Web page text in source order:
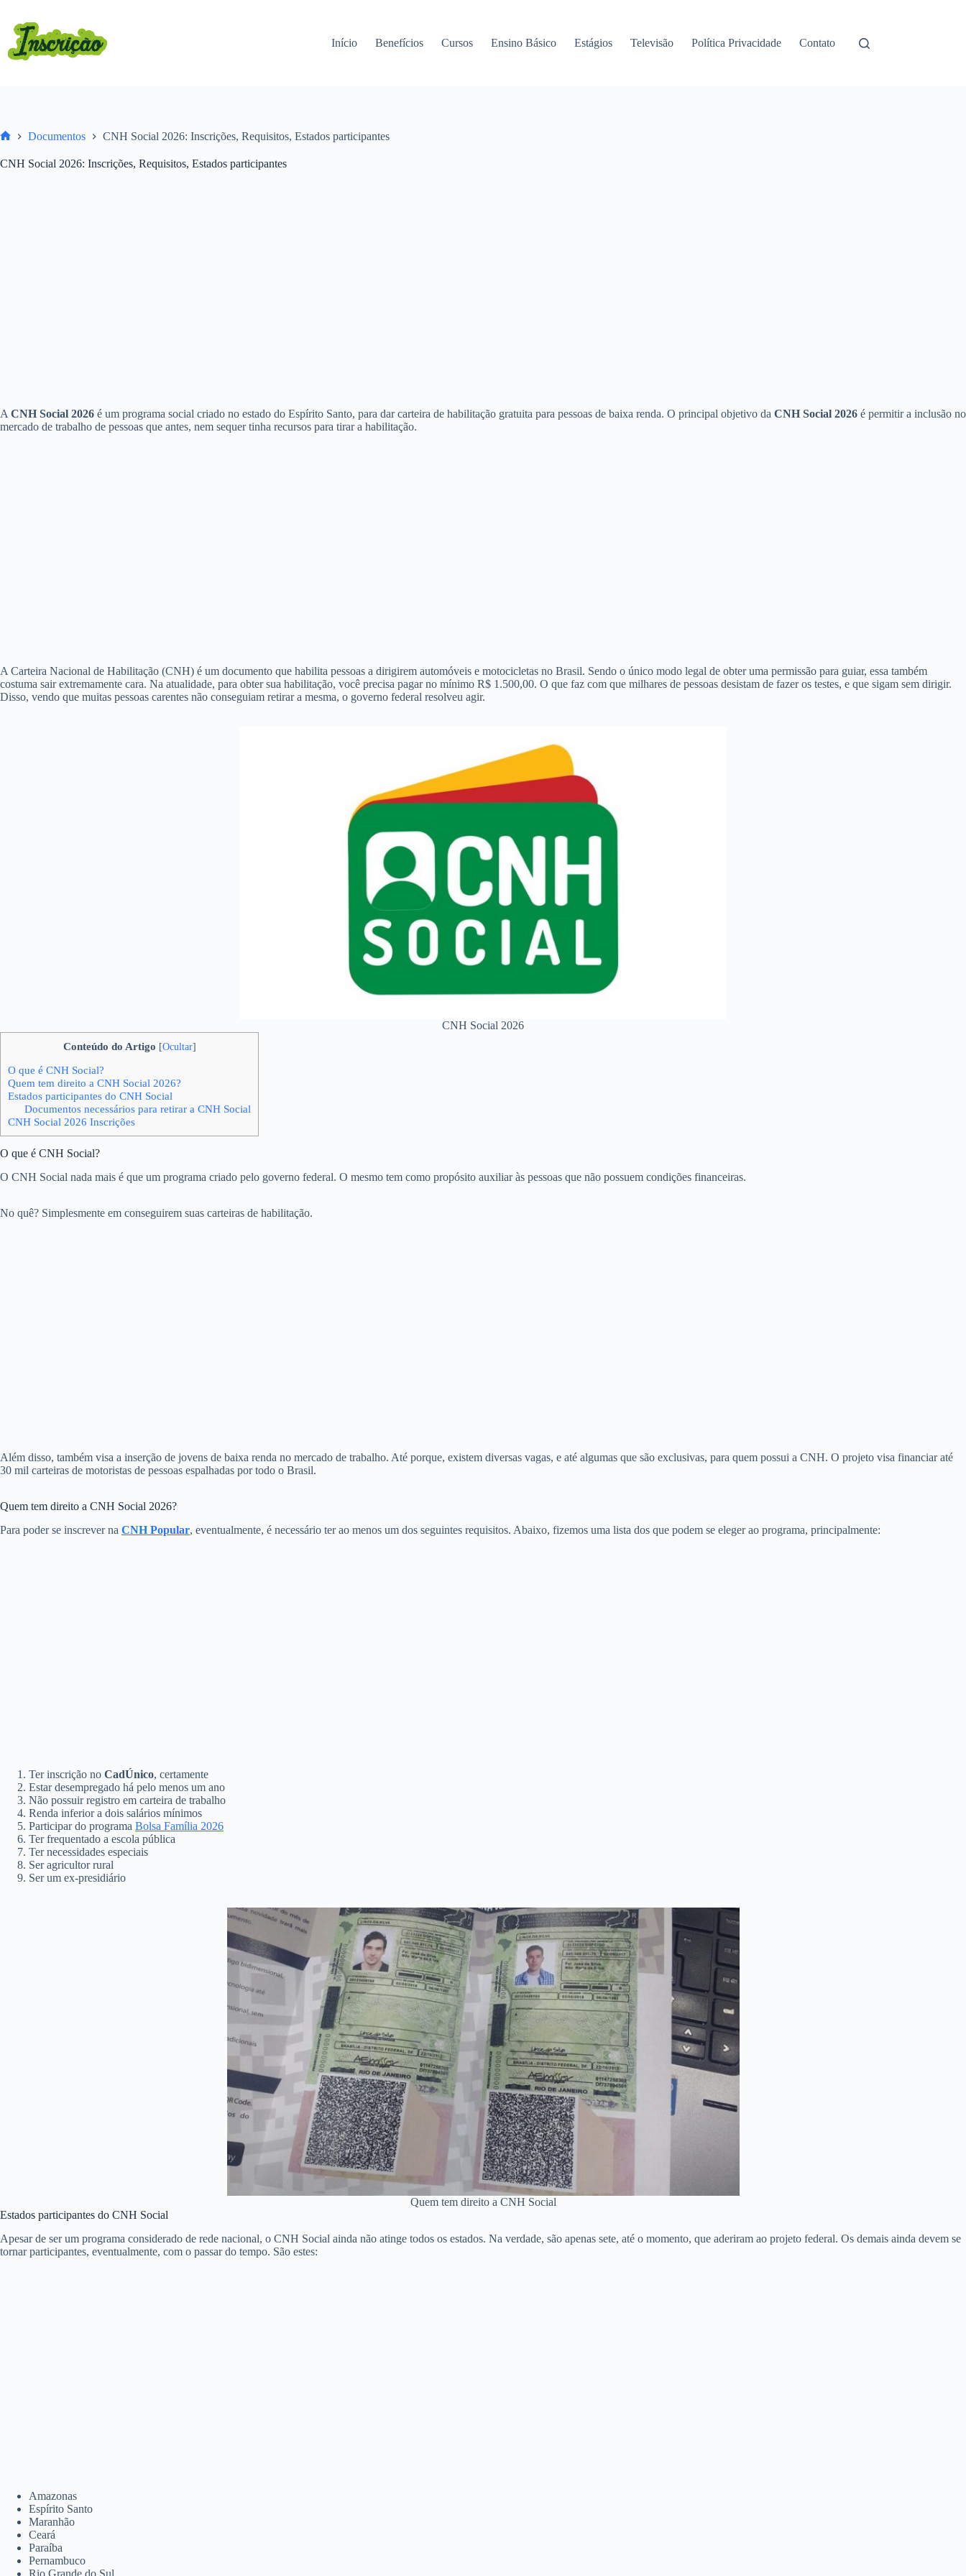
conteúdo
Início Benefícios Cursos Ensino Básico Estágios Televisão Política Privacidade Contato
Documentos CNH Social 2026: Inscrições, Requisitos, Estados participantes
CNH Social 2026: Inscrições, Requisitos, Estados participantes
A CNH Social 2026 é um programa social criado no estado do Espírito Santo, para dar carteira de habilitação gratuita para pessoas de baixa renda. O principal objetivo da CNH Social 2026 é permitir a inclusão no
mercado de trabalho de pessoas que antes, nem sequer tinha recursos para tirar a habilitação.
A Carteira Nacional de Habilitação (CNH) é um documento que habilita pessoas a dirigirem automóveis e motocicletas no Brasil. Sendo o único modo legal de obter uma permissão para guiar, essa também
costuma sair extremamente cara. Na atualidade, para obter sua habilitação, você precisa pagar no mínimo R$ 1.500,00. O que faz com que milhares de pessoas desistam de fazer os testes, e que sigam sem dirigir.
Disso, vendo que muitas pessoas carentes não conseguiam retirar a mesma, o governo federal resolveu agir.
CNH Social 2026
Conteúdo do Artigo [Ocultar]
O que é CNH Social?
Quem tem direito a CNH Social 2026?
Estados participantes do CNH Social
Documentos necessários para retirar a CNH Social
CNH Social 2026 Inscrições
O que é CNH Social?
O CNH Social nada mais é que um programa criado pelo governo federal. O mesmo tem como propósito auxiliar às pessoas que não possuem condições financeiras.
No quê? Simplesmente em conseguirem suas carteiras de habilitação.
Além disso, também visa a inserção de jovens de baixa renda no mercado de trabalho. Até porque, existem diversas vagas, e até algumas que são exclusivas, para quem possui a CNH. O projeto visa financiar até
30 mil carteiras de motoristas de pessoas espalhadas por todo o Brasil.
Quem tem direito a CNH Social 2026?
Para poder se inscrever na CNH Popular, eventualmente, é necessário ter ao menos um dos seguintes requisitos. Abaixo, fizemos uma lista dos que podem se eleger ao programa, principalmente:
Ter inscrição no CadÚnico, certamente
Estar desempregado há pelo menos um ano
Não possuir registro em carteira de trabalho
Renda inferior a dois salários mínimos
Participar do programa Bolsa Família 2026
Ter frequentado a escola pública
Ter necessidades especiais
Ser agricultor rural
Ser um ex-presidiário
Quem tem direito a CNH Social
Estados participantes do CNH Social
Apesar de ser um programa considerado de rede nacional, o CNH Social ainda não atinge todos os estados. Na verdade, são apenas sete, até o momento, que aderiram ao projeto federal. Os demais ainda devem se
tornar participantes, eventualmente, com o passar do tempo. São estes:
Amazonas
Espírito Santo
Maranhão
Ceará
Paraíba
Pernambuco
Rio Grande do Sul.